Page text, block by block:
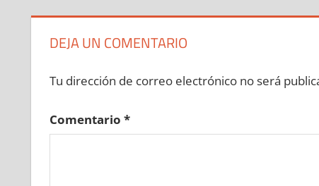
DEJA UN COMENTARIO
Tu dirección de correo electrónico no será
Comentario *